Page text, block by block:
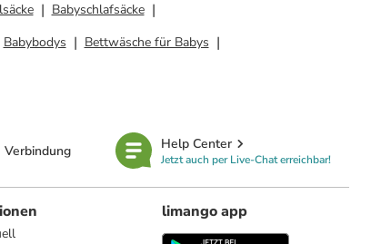
Babyschlafsäcke
Babybodys
Bettwäsche für Babys
Verbindung Help Center
Jetzt auch per Live-Chat erreichbar!
limango app